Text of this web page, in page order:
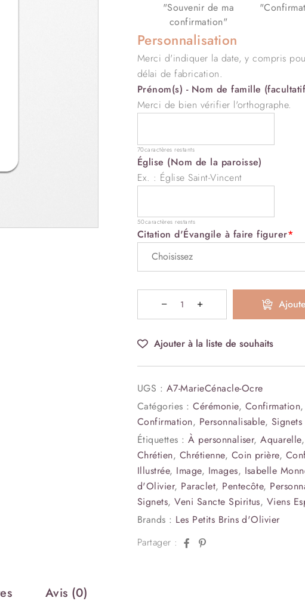
"Souvenir de ma
confirmation"
Personnalisation
Merci d'indiquer la date, y compris
délai de fabrication.
Prénom(s) - Nom de famille
Merci de bien vérifier l'orthographe.
70caractères restants
Église (Nom de la paroisse)
Ex. : Église Saint-Vincent
50caractères restants
*
Citation d'Évangile à faire figurer
Ajouter à la liste de souhaits
UGS : A7-MarieCénacle-Ocre
Catégories :Cérémonie, Confirmation,
Confirmation, Personnalisable,
Étiquettes :À personnaliser,Aquarelle,
Chrétien, Chrétienne, Coin prière,
Illustrée, Image, Images, Isabelle
d'Olivier, Paraclet, Pentecôte,
Signets,Veni Sancte Spiritus, Viens
Brands : Les Petits Brins d'Olivier
Partager :
Facebook
Pinterest
Avis (0)